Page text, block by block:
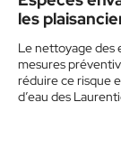
les
Le nettoyage des
mesures
réduire ce risque
d’eau des